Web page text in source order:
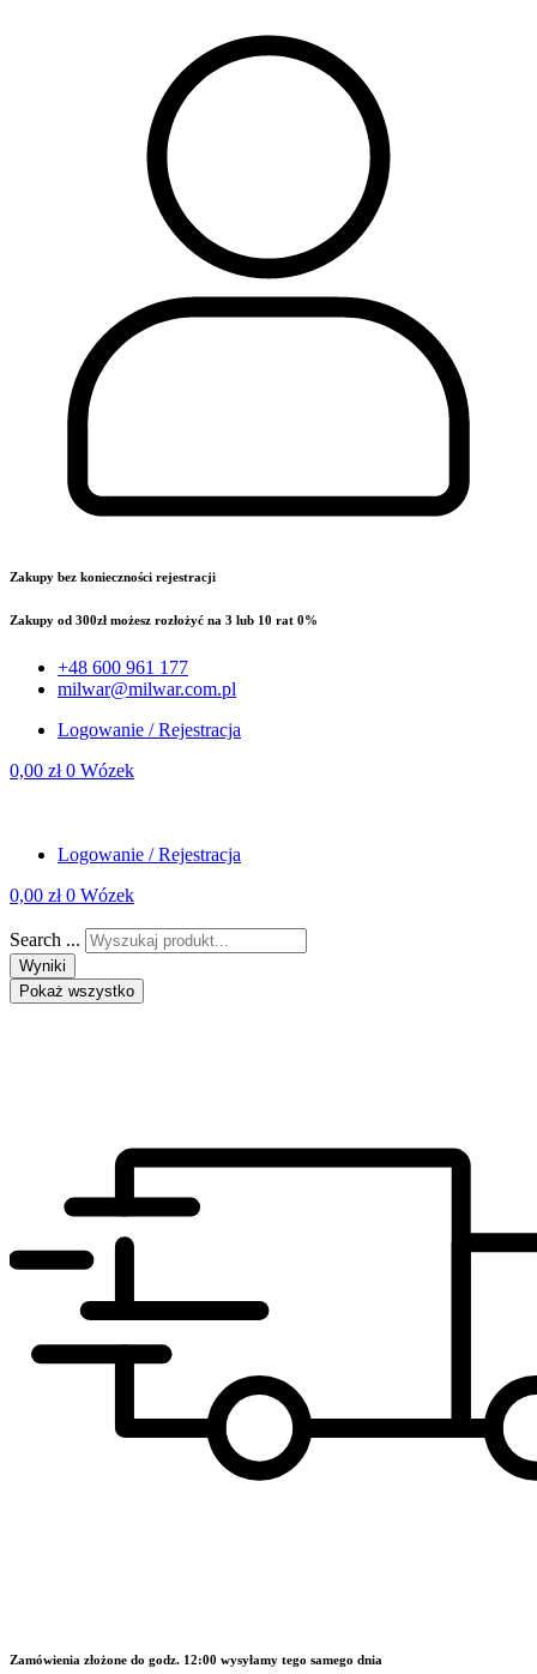
Zakupy bez konieczności rejestracji
Zakupy od 300zł możesz rozłożyć na 3 lub 10 rat 0%
+48 600 961 177
milwar@milwar.com.pl
Logowanie / Rejestracja
0,00 zł 0 Wózek
Logowanie / Rejestracja
0,00 zł 0 Wózek
Search ...
Wyniki
Pokaż wszystko
Zamówienia złożone do godz. 12:00 wysyłamy tego samego dnia